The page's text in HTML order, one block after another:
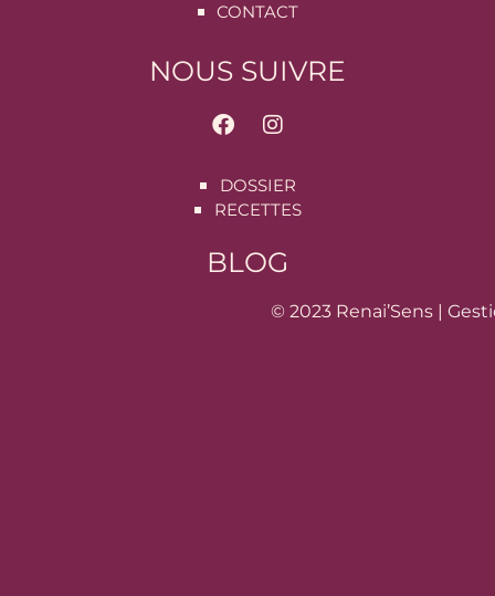
CONTACT
NOUS SUIVRE
DOSSIER
RECETTES
BLOG
© 2023 Renai’Sens |